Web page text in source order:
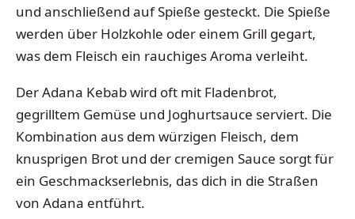
und anschließend auf Spieße gesteckt. Die Spieße
werden über Holzkohle oder einem Grill gegart,
was dem Fleisch ein rauchiges Aroma verleiht.
Der Adana Kebab wird oft mit Fladenbrot,
gegrilltem Gemüse und Joghurtsauce serviert. Die
Kombination aus dem würzigen Fleisch, dem
knusprigen Brot und der cremigen Sauce sorgt für
ein Geschmackserlebnis, das dich in die Straßen
von Adana entführt.